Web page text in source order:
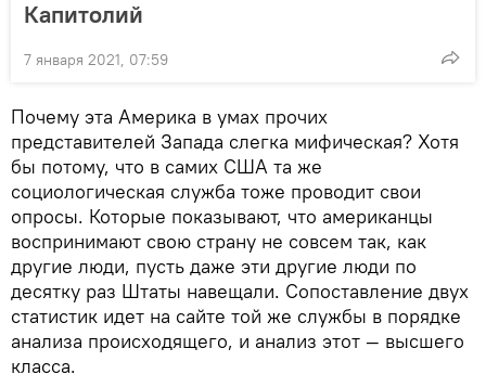
Капитолий
7 января 2021, 07:59
Почему эта Америка в умах прочих
представителей Запада слегка мифическая? Хотя
бы потому, что в самих США та же
социологическая служба тоже проводит свои
опросы. Которые показывают, что американцы
воспринимают свою страну не совсем так, как
другие люди, пусть даже эти другие люди по
десятку раз Штаты навещали. Сопоставление двух
статистик идет на сайте той же службы в порядке
анализа происходящего, и анализ этот — высшего
класса.